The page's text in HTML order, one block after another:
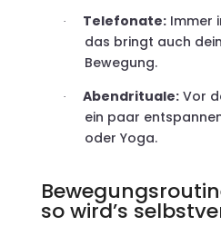
· Telefonate:Immer
das bringt auch
Bewegung.
· Abendrituale:Vor
ein paar
oder Yoga.
so wird’s